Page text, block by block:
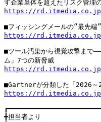
https://rd.itmedia.co.jp/
https://
■ツール汚染から視覚攻撃ま
https://rd.itmedia.co.jp/
https://rd.itmedia.co.jp/
╋担当者より